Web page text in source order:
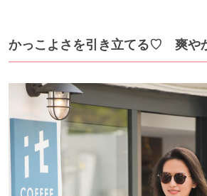
かっこよさを引き立てる♡ 爽や